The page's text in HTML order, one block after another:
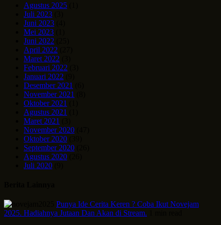
Agustus 2025
Juli 2023
Juni 2023
Mei 2023
Juni 2022
April 2022
Maret 2022
Februari 2022
Januari 2022
Desember 2021
November 2021
Oktober 2021
Agustus 2021
Maret 2021
November 2020
Oktober 2020
September 2020
Agustus 2020
Juli 2020
Punya Ide Cerita Keren ? Coba Ikut Novejam
2025. Hadiahnya Jutaan Dan Akan di Stream.